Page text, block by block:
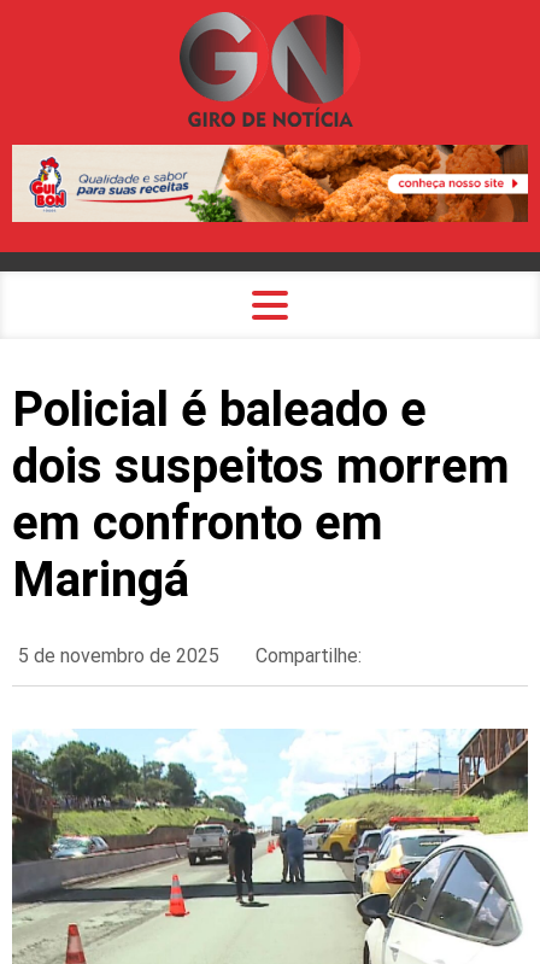
Policial é baleado e
dois suspeitos morrem
em confronto em
Maringá
5 de novembro de 2025 Compartilhe: